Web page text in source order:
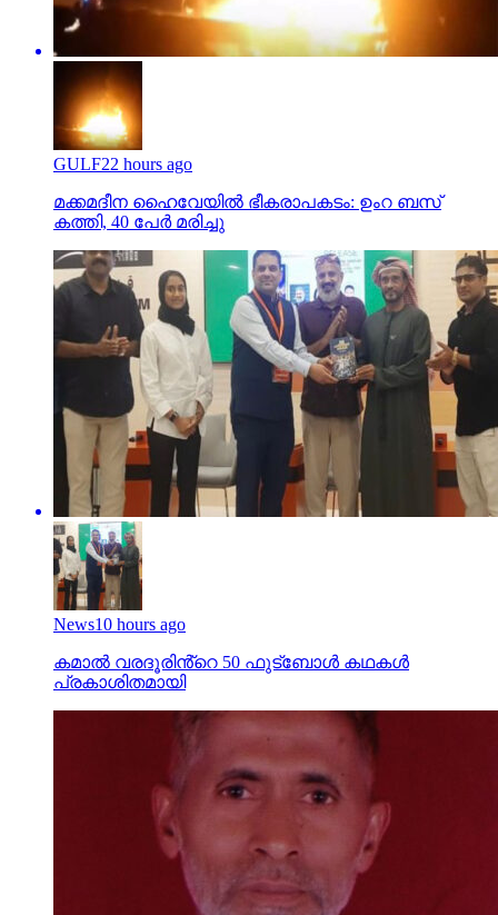
GULF22 hours ago
മക്കമദീന ഹൈവേയില്‍ ഭീകരാപകടം: ഉംറ ബസ്
കത്തി, 40 പേര്‍ മരിച്ചു
News10 hours ago
കമാൽ വരദൂരിൻ്റെ 50 ഫുട്ബോൾ കഥകൾ
പ്രകാശിതമായി